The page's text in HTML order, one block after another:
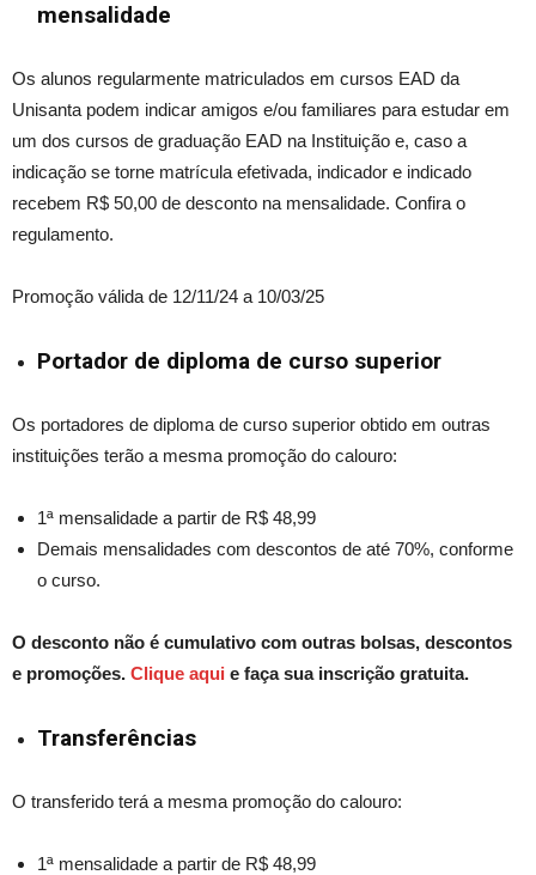
mensalidade
Os alunos regularmente matriculados em cursos EAD da
Unisanta podem indicar amigos e/ou familiares para estudar em
um dos cursos de graduação EAD na Instituição e, caso a
indicação se torne matrícula efetivada, indicador e indicado
recebem R$ 50,00 de desconto na mensalidade. Confira o
regulamento.
Promoção válida de 12/11/24 a 10/03/25
Portador de diploma de curso superior
Os portadores de diploma de curso superior obtido em outras
instituições terão a mesma promoção do calouro:
1ª mensalidade a partir de R$ 48,99
Demais mensalidades com descontos de até 70%, conforme
o curso.
O desconto não é cumulativo com outras bolsas, descontos
e promoções. Clique aqui e faça sua inscrição gratuita.
Transferências
O transferido terá a mesma promoção do calouro:
1ª mensalidade a partir de R$ 48,99